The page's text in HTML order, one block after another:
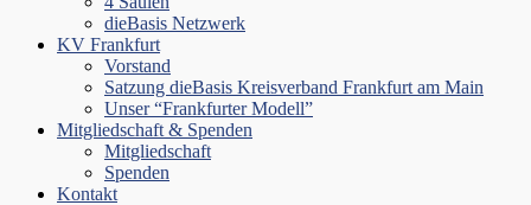
dieBasis Netzwerk
KV Frankfurt
Vorstand
Satzung dieBasis Kreisverband Frankfurt am Main
Unser “Frankfurter Modell”
Mitgliedschaft & Spenden
Mitgliedschaft
Spenden
Kontakt